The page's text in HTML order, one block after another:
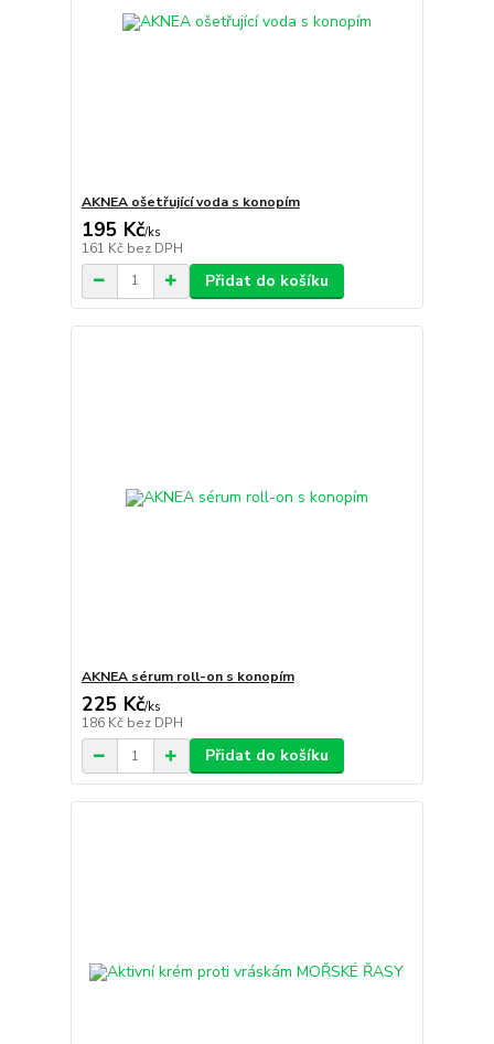
AKNEA ošetřující voda s konopím
195 Kč/ks
161 Kč bez DPH
Přidat do košíku
AKNEA sérum roll-on s konopím
225 Kč/ks
186 Kč bez DPH
Přidat do košíku